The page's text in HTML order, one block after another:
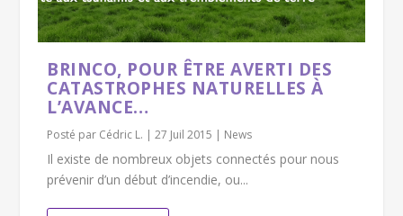
BRINCO, POUR ÊTRE AVERTI DES
CATASTROPHES NATURELLES À
L’AVANCE…
Posté par Cédric L. |27 Juil 2015 | News
Il existe de nombreux objets connectés pour nous
prévenir d’un début d’incendie, ou...